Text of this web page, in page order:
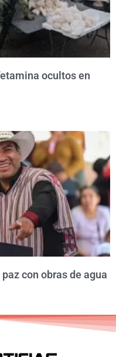
ocultos en
con obras de agua